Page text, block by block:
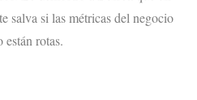
salva si las métricas del negocio
están rotas.